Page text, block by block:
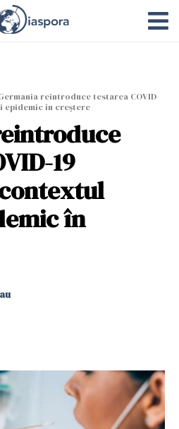
reintroduce testarea COVID-
epidemic în creştere
19
în